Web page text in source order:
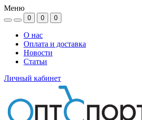
Меню
0 0 0
О нас
Оплата и доставка
Новости
Статьи
Личный кабинет